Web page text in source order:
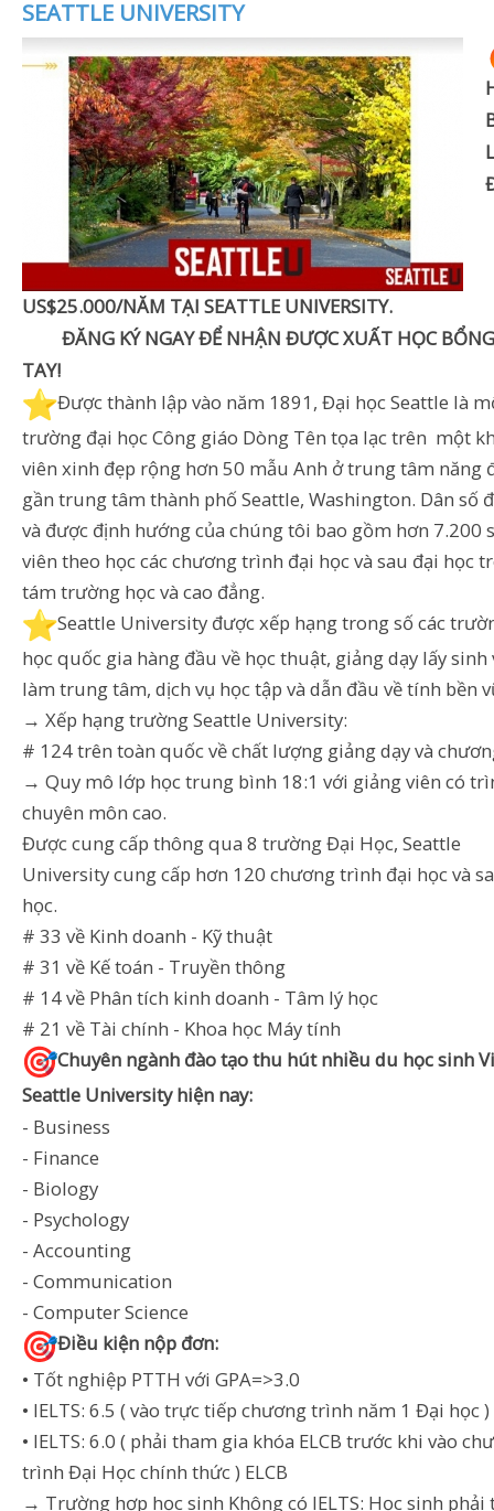
SEATTLE UNIVERSITY
US$25.000/NĂM TẠI SEATTLE UNIVERSITY.
ĐĂNG KÝ NGAY ĐỂ NHẬN ĐƯỢC XUẤT HỌC
TAY!
️Được thành lập vào năm 1891, Đại học Seattle là
trường đại học Công giáo Dòng Tên tọa lạc trên một
viên xinh đẹp rộng hơn 50 mẫu Anh ở trung tâm năng
gần trung tâm thành phố Seattle, Washington. Dân số
và được định hướng của chúng tôi bao gồm hơn 7.200
viên theo học các chương trình đại học và sau đại học
tám trường học và cao đẳng.
️Seattle University được xếp hạng trong số các
học quốc gia hàng đầu về học thuật, giảng dạy lấy sinh
làm trung tâm, dịch vụ học tập và dẫn đầu về tính bền
→ Xếp hạng trường Seattle University:
# 124 trên toàn quốc về chất lượng giảng dạy và
→ Quy mô lớp học trung bình 18:1 với giảng viên có
chuyên môn cao.
Được cung cấp thông qua 8 trường Đại Học, Seattle
University cung cấp hơn 120 chương trình đại học và
học.
# 33 về Kinh doanh - Kỹ thuật
# 31 về Kế toán - Truyền thông
# 14 về Phân tích kinh doanh - Tâm lý học
# 21 về Tài chính - Khoa học Máy tính
Chuyên ngành đào tạo thu hút nhiều du học sinh
Seattle University hiện nay:
- Business
- Finance
- Biology
- Psychology
- Accounting
- Communication
- Computer Science
Điều kiện nộp đơn:
• Tốt nghiệp PTTH với GPA=>3.0
• IELTS: 6.5 ( vào trực tiếp chương trình năm 1 Đại học )
• IELTS: 6.0 ( phải tham gia khóa ELCB trước khi vào
trình Đại Học chính thức ) ELCB
→ Trường hợp học sinh Không có IELTS: Học sinh phải